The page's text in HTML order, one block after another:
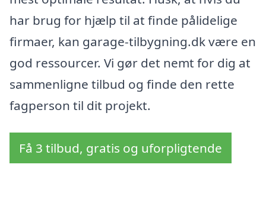
har brug for hjælp til at finde pålidelige
firmaer, kan garage-tilbygning.dk være en
god ressourcer. Vi gør det nemt for dig at
sammenligne tilbud og finde den rette
fagperson til dit projekt.
Få 3 tilbud, gratis og uforpligtende